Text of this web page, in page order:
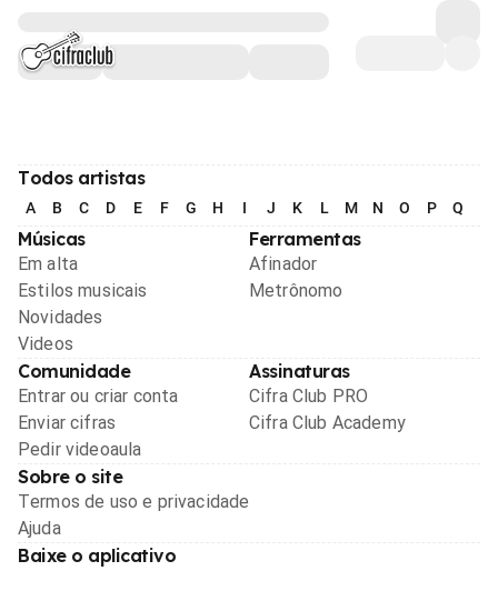
Todos artistas
A B C D E F G H I J K L M N O P Q
Músicas
Em alta
Estilos musicais
Novidades
Videos
Ferramentas
Afinador
Metrônomo
Comunidade
Entrar ou criar conta
Enviar cifras
Pedir videoaula
Assinaturas
Cifra Club PRO
Cifra Club Academy
Sobre o site
Termos de uso e privacidade
Ajuda
Baixe o aplicativo